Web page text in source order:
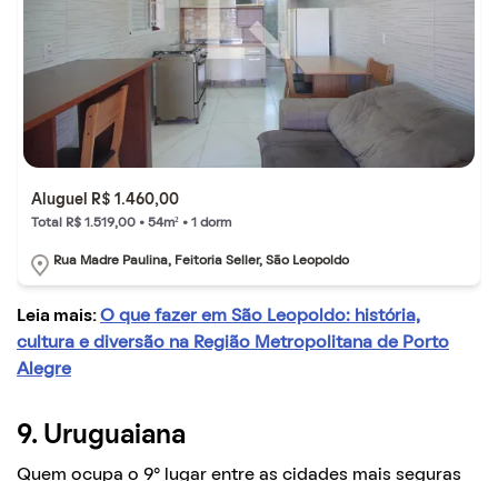
Aluguel R$ 1.460,00
Total R$ 1.519,00 • 54m² • 1 dorm
Rua Madre Paulina, Feitoria Seller, São Leopoldo
Leia mais: O que fazer em São Leopoldo: história,
cultura e diversão na Região Metropolitana de Porto
Alegre
9. Uruguaiana
Quem ocupa o 9° lugar entre as cidades mais seguras